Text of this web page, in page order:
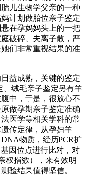
儿生物学父亲的一种
计划做胎位亲子鉴定
在孕妈妈头上的一把
破碎、夫离子散，严
们非常重视结果的准
益成熟，关键的鉴定
绒毛亲子鉴定另有羊
中，于是，很放心不
做孕期亲子鉴定准确
医学等相关学科的常
传定律，从孕妇羊
物质，经历PCR扩
因位点进行比对，对
权指数），来有效明
验结果值得坚信。